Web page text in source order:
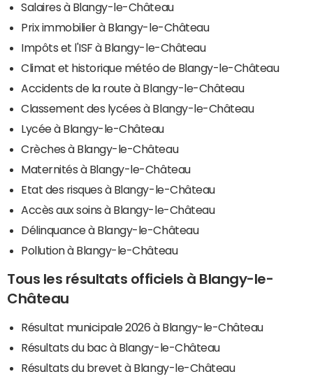
Salaires à Blangy-le-Château
Prix immobilier à Blangy-le-Château
Impôts et l'ISF à Blangy-le-Château
Climat et historique météo de Blangy-le-Château
Accidents de la route à Blangy-le-Château
Classement des lycées à Blangy-le-Château
Lycée à Blangy-le-Château
Crèches à Blangy-le-Château
Maternités à Blangy-le-Château
Etat des risques à Blangy-le-Château
Accès aux soins à Blangy-le-Château
Délinquance à Blangy-le-Château
Pollution à Blangy-le-Château
Tous les résultats officiels à Blangy-le-
Château
Résultat municipale 2026 à Blangy-le-Château
Résultats du bac à Blangy-le-Château
Résultats du brevet à Blangy-le-Château